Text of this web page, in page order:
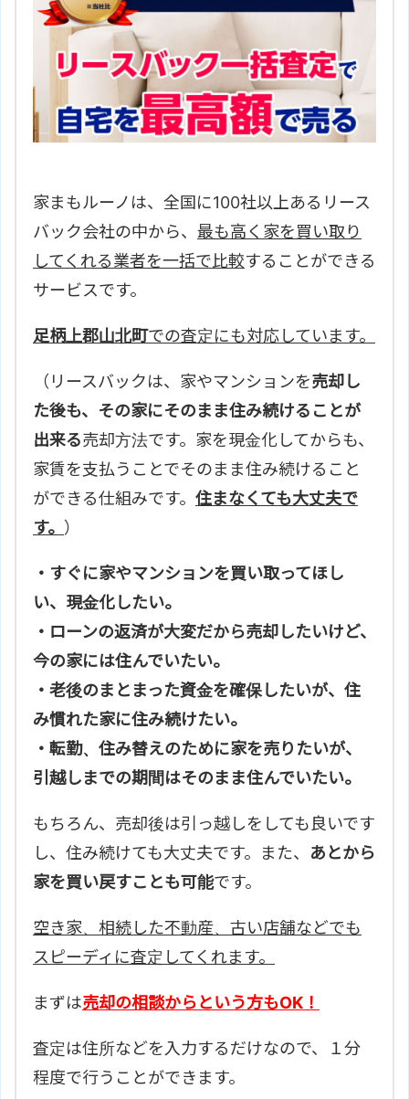
家まもルーノは、全国に100社以上あるリース
バック会社の中から、 最も高く家を買い取り
してくれる業者を一括で比較することができる
サービスです。
足柄上郡山北町での査定にも対応しています。
（リースバックは、家やマンションを売却し
た後も、その家にそのまま住み続けることが
出来る売却方法です。家を現金化してからも、
家賃を支払うことでそのまま住み続けること
ができる仕組みです。 住まなくても大丈夫で
す。 ）
・すぐに家やマンションを買い取ってほし
い、現金化したい。
・ローンの返済が大変だから売却したいけど、
今の家には住んでいたい。
・老後のまとまった資金を確保したいが、住
み慣れた家に住み続けたい。
・転勤、住み替えのために家を売りたいが、
引越しまでの期間はそのまま住んでいたい。
もちろん、売却後は引っ越しをしても良いです
し、住み続けても大丈夫です。また、 あとから
家を買い戻すことも可能です。
空き家、相続した不動産、古い店舗などでも
スピーディに査定してくれます。
まずは売却の相談からという方もOK！
査定は住所などを入力するだけなので、１分
程度で行うことができます。